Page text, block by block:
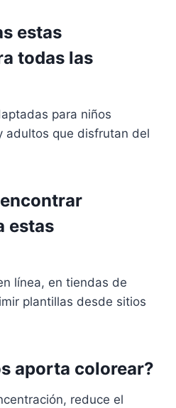
estas
todas las
para niños
adultos que disfrutan del
estas
línea, en tiendas de
plantillas desde sitios
aporta colorear?
reduce el